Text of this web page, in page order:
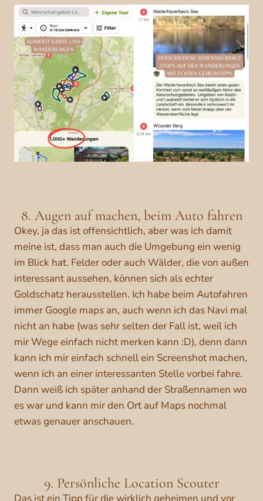
8. Augen auf machen, beim Auto fahren
Okey, ja das ist offensichtlich, aber was ich damit
meine ist, dass man auch die Umgebung ein wenig
im Blick hat. Felder oder auch Wälder, die von außen
interessant aussehen, können sich als echter
Goldschatz herausstellen. Ich habe beim Autofahren
immer Google maps an, auch wenn ich das Navi mal
nicht an habe (was sehr selten der Fall ist, weil ich
mir Wege einfach nicht merken kann :D), denn dann
kann ich mir einfach schnell ein Screenshot machen,
wenn ich an einer interessanten Stelle vorbei fahre.
Dann weiß ich später anhand der Straßennamen wo
es war und kann mir den Ort auf Maps nochmal
etwas genauer anschauen.
9. Persönliche Location Scouter